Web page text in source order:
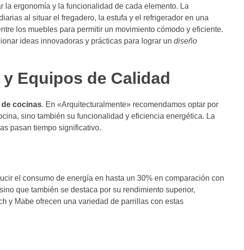
la ergonomía y la funcionalidad de cada elemento. La
al situar el fregadero, la estufa y el refrigerador en una
los muebles para permitir un movimiento cómodo y eficiente.
ideas innovadoras y prácticas para lograr un diseño
Equipos de Calidad
cocinas. En «Arquitecturalmente» recomendamos optar por
sino también su funcionalidad y eficiencia energética. La
pasan tiempo significativo.
el consumo de energía en hasta un 30% en comparación con
que también se destaca por su rendimiento superior,
y Mabe ofrecen una variedad de parrillas con estas